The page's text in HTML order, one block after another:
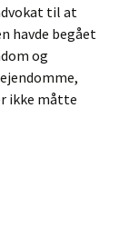
til at
havde begået
og
ikke måtte